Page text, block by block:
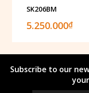
SK206BM
5.250.000₫
Subscribe to our